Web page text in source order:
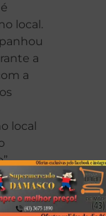
local.
a
a
local